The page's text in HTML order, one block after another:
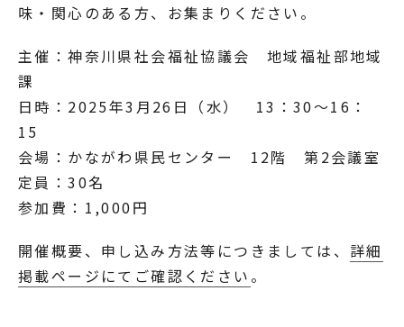
味・関心のある方、お集まりください。
主催：神奈川県社会福祉協議会 地域福祉部地域
課
日時：2025年3月26日（水） 13：30～16：
15
会場：かながわ県民センター 12階 第2会議室
定員：30名
参加費：1,000円
開催概要、申し込み方法等につきましては、 詳細
掲載ページにてご確認ください 。